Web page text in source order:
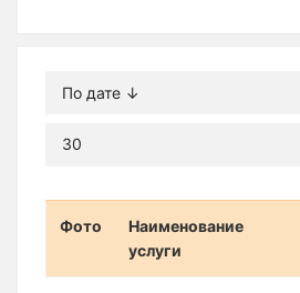
Фото
Наименование
услуги